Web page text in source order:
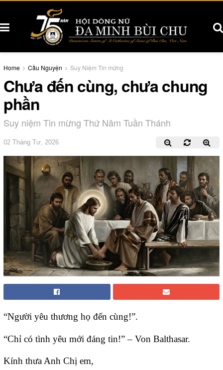
Home Cầu Nguyện Suy Niệm Tin mừng
Chưa đến cùng, chưa chung
phần
Suy niệm Tin mừng Thứ Năm Tuần Thánh
02 Tháng Tư, 2026
“Người yêu thương họ đến cùng!”.
“Chỉ có tình yêu mới đáng tin!” – Von Balthasar.
Kính thưa Anh Chị em,